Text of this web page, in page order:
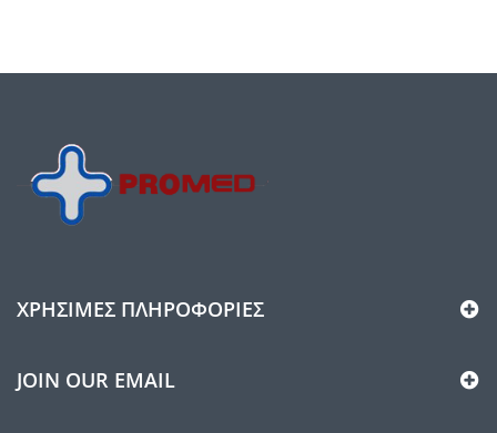
ΧΡΉΣΙΜΕΣ ΠΛΗΡΟΦΟΡΊΕΣ
JOIN OUR EMAIL